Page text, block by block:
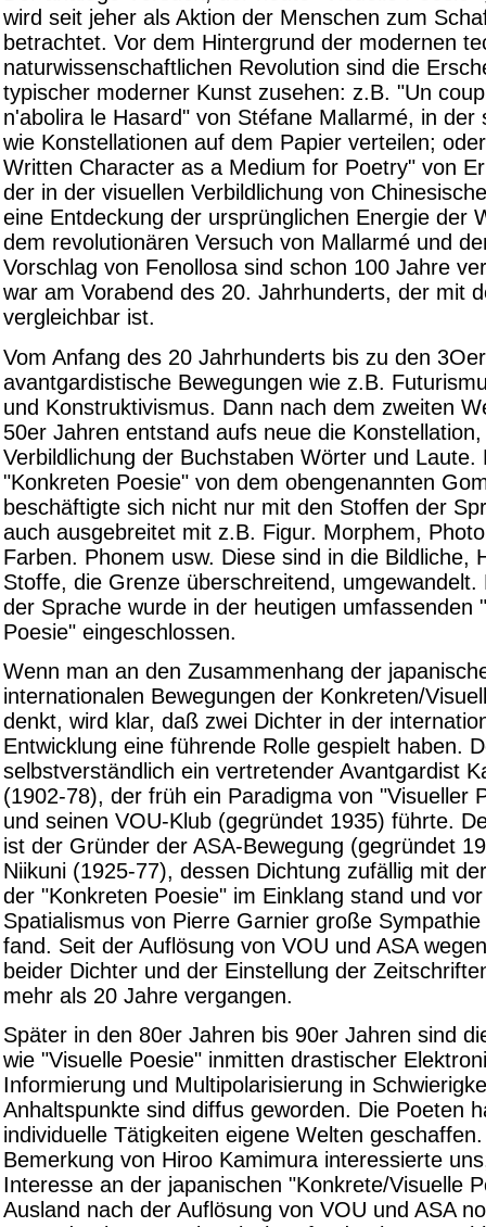
wird seit jeher als Aktion der Menschen zum
betrachtet. Vor dem Hintergrund der modernen
naturwissenschaftlichen Revolution sind die
typischer moderner Kunst zusehen: z.B. "Un
n'abolira le Hasard" von Stéfane Mallarmé, in der
wie Konstellationen auf dem Papier verteilen;
Written Character as a Medium for Poetry" von
der in der visuellen Verbildlichung von
eine Entdeckung der ursprünglichen Energie der
dem revolutionären Versuch von Mallarmé und
Vorschlag von Fenollosa sind schon 100 Jahre
war am Vorabend des 20. Jahrhunderts, der mit
vergleichbar ist.
Vom Anfang des 20 Jahrhunderts bis zu den
avantgardistische Bewegungen wie z.B.
und Konstruktivismus. Dann nach dem zweiten
50er Jahren entstand aufs neue die
Verbildlichung der Buchstaben Wörter und Laute.
"Konkreten Poesie" von dem obengenannten
beschäftigte sich nicht nur mit den Stoffen der
auch ausgebreitet mit z.B. Figur. Morphem,
Farben. Phonem usw. Diese sind in die Bildliche,
Stoffe, die Grenze überschreitend, umgewandelt.
der Sprache wurde in der heutigen umfassenden
Poesie" eingeschlossen.
Wenn man an den Zusammenhang der
internationalen Bewegungen der Konkreten/
denkt, wird klar, daß zwei Dichter in der
Entwicklung eine führende Rolle gespielt haben.
selbstverständlich ein vertretender Avantgardist
(1902-78), der früh ein Paradigma von "Visueller
und seinen VOU-Klub (gegründet 1935) führte.
ist der Gründer der ASA-Bewegung (gegründet
Niikuni (1925-77), dessen Dichtung zufällig mit
der "Konkreten Poesie" im Einklang stand und
Spatialismus von Pierre Garnier große
fand. Seit der Auflösung von VOU und ASA
beider Dichter und der Einstellung der
mehr als 20 Jahre vergangen.
Später in den 80er Jahren bis 90er Jahren sind
wie "Visuelle Poesie" inmitten drastischer
Informierung und Multipolarisierung in
Anhaltspunkte sind diffus geworden. Die Poeten
individuelle Tätigkeiten eigene Welten
Bemerkung von Hiroo Kamimura interessierte
Interesse an der japanischen "Konkrete/Visuelle
Ausland nach der Auflösung von VOU und ASA